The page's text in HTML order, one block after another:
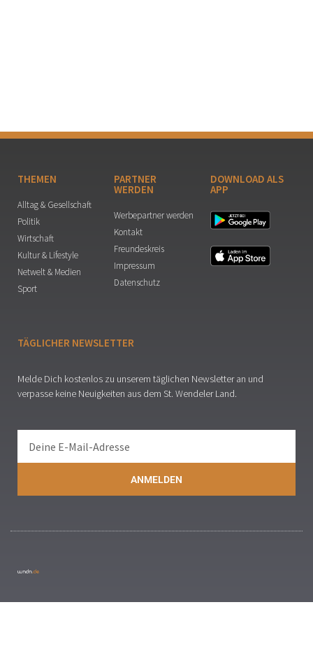
THEMEN
Alltag & Gesellschaft
Politik
Wirtschaft
Kultur & Lifestyle
Netwelt & Medien
Sport
PARTNER
WERDEN
Werbepartner werden
Kontakt
Freundeskreis
Impressum
Datenschutz
DOWNLOAD ALS
APP
TÄGLICHER NEWSLETTER
Melde Dich kostenlos zu unserem täglichen Newsletter an und
verpasse keine Neuigkeiten aus dem St. Wendeler Land.
ANMELDEN